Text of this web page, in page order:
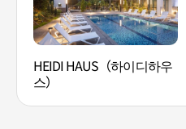
HEIDI HAUS（하이디하우
스）